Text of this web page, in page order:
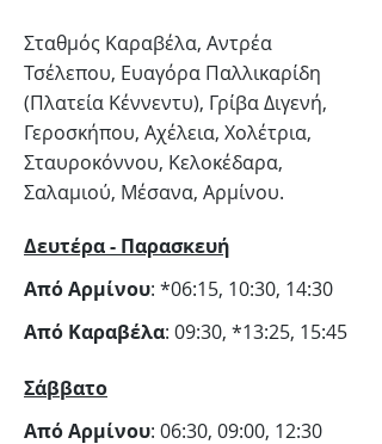
Σταθμός Καραβέλα, Αντρέα
Τσέλεπου, Ευαγόρα Παλλικαρίδη
(Πλατεία Κέννεντυ), Γρίβα Διγενή,
Γεροσκήπου, Αχέλεια, Χολέτρια,
Σταυροκόννου, Κελοκέδαρα,
Σαλαμιού, Μέσανα, Αρμίνου.
Δευτέρα - Παρασκευή
Από Αρμίνου: *06:15, 10:30, 14:30
Aπό Καραβέλα: 09:30, *13:25, 15:45
Σάββατο
Από Αρμίνου: 06:30, 09:00, 12:30